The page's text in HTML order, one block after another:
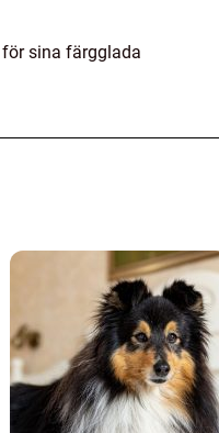
sina färgglada